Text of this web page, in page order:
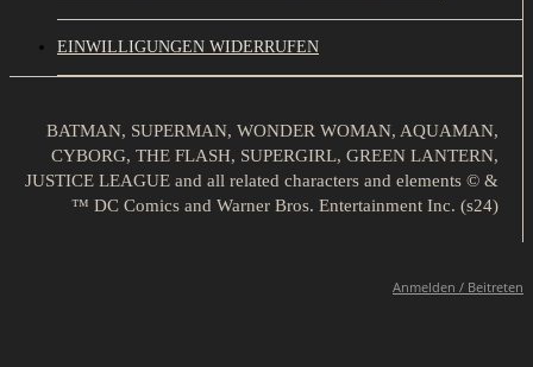
EINWILLIGUNGEN WIDERRUFEN
BATMAN, SUPERMAN, WONDER WOMAN, AQUAMAN,
CYBORG, THE FLASH, SUPERGIRL, GREEN LANTERN,
JUSTICE LEAGUE and all related characters and elements © &
™ DC Comics and Warner Bros. Entertainment Inc. (s24)
Anmelden / Beitreten